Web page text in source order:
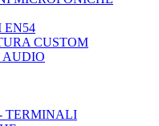
EN54
CUSTOM
AUDIO
TERMINALI